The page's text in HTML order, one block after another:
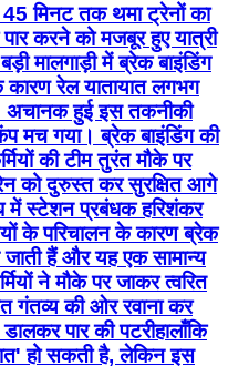
45 मिनट तक थमा ट्रेनों का
करने को मजबूर हुए यात्री
मालगाड़ी में ब्रेक बाइंडिंग
रेल यातायात लगभग
अचानक हुई इस तकनीकी
मच गया। ब्रेक बाइंडिंग की
की टीम तुरंत मौके पर
को दुरुस्त कर सुरक्षित आगे
में स्टेशन प्रबंधक हरिशंकर
के परिचालन के कारण ब्रेक
हैं और यह एक सामान्य
ने मौके पर जाकर त्वरित
गंतव्य की ओर रवाना कर
पार की पटरी ​हालाँकि
हो सकती है, लेकिन इस